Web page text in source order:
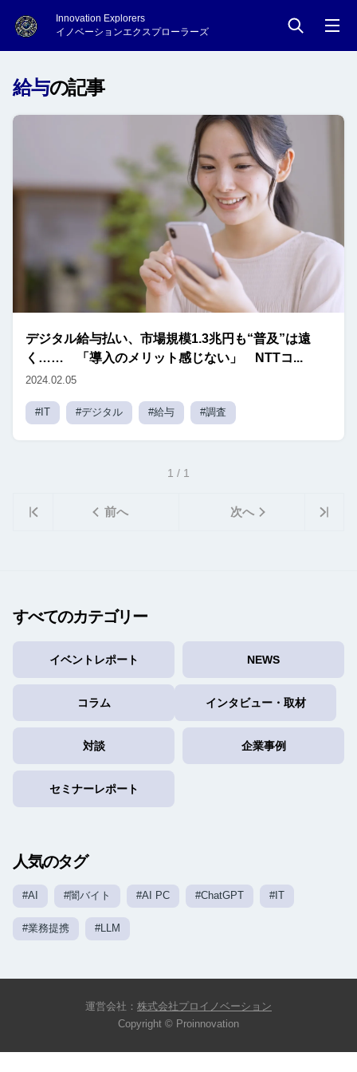
Innovation Explorers
イノベーションエクスプローラーズ
給与の記事
デジタル給与払い、市場規模1.3兆円も“普及”は遠
く…… 「導入のメリット感じない」 NTTコ...
2024.02.05
#IT #デジタル #給与 #調査
1 / 1
前へ 次へ
すべてのカテゴリー
イベントレポート NEWS
コラム インタビュー・取材
対談 企業事例
セミナーレポート
人気のタグ
#AI #闇バイト #AI PC #ChatGPT #IT
#業務提携 #LLM
運営会社： 株式会社プロイノベーション
Copyright © Proinnovation